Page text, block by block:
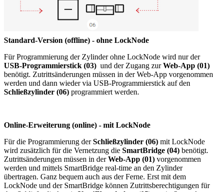
Standard-Version (offline) - ohne LockNode
Für Programmierung der Zylinder ohne LockNode wird nur der
USB-Programmierstick (03) und der Zugang zurWeb-App (01)
benötigt. Zutrittsänderungen müssen in der Web-App vorgenommen
werden und dann wieder via USB-Programmierstick auf den
Schließzylinder (06) programmiert werden.
Online-Erweiterung (online) - mit LockNode
Für die Programmierung derSchließzylinder (06) mit LockNode
wird zusätzlich für die Vernetzung die SmartBridge (04) benötigt.
Zutrittsänderungen müssen in derWeb-App (01) vorgenommen
werden und mittels SmartBridge real-time an den Zylinder
übertragen. Ganz bequem auch aus der Ferne. Erst mit dem
LockNode und der SmartBridge können Zutrittsberechtigungen für